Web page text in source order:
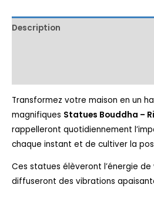
Description
Transformez votre maison en un
magnifiques Statues Bouddha –
rappelleront quotidiennement
chaque instant et de cultiver la
Ces statues élèveront l’énergie
diffuseront des vibrations